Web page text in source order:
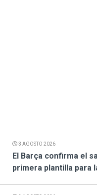
3 AGOSTO 2026
El Barça confirma el
primera plantilla para